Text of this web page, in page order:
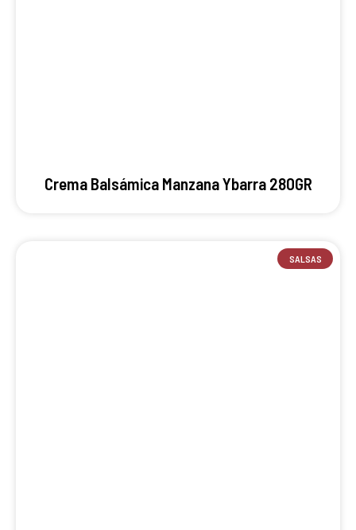
Crema Balsámica Manzana Ybarra 280GR
SALSAS